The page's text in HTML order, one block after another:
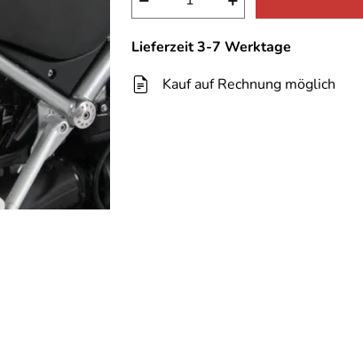
Lieferzeit 3-7 Werktage
Kauf auf Rechnung möglich